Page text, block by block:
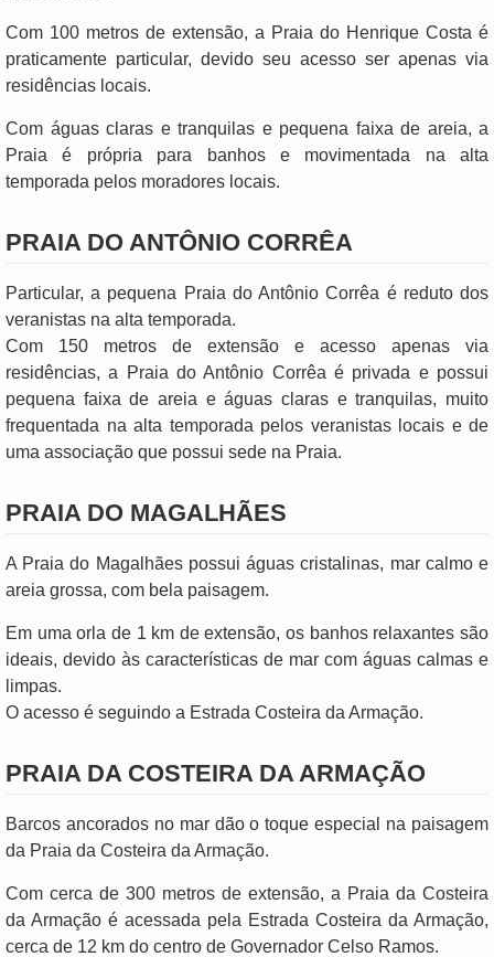
Com 100 metros de extensão, a Praia do Henrique Costa é
praticamente particular, devido seu acesso ser apenas via
residências locais.
Com águas claras e tranquilas e pequena faixa de areia, a
Praia é própria para banhos e movimentada na alta
temporada pelos moradores locais.
PRAIA DO ANTÔNIO CORRÊA
Particular, a pequena Praia do Antônio Corrêa é reduto dos
veranistas na alta temporada.
Com 150 metros de extensão e acesso apenas via
residências, a Praia do Antônio Corrêa é privada e possui
pequena faixa de areia e águas claras e tranquilas, muito
frequentada na alta temporada pelos veranistas locais e de
uma associação que possui sede na Praia.
PRAIA DO MAGALHÃES
A Praia do Magalhães possui águas cristalinas, mar calmo e
areia grossa, com bela paisagem.
Em uma orla de 1 km de extensão, os banhos relaxantes são
ideais, devido às características de mar com águas calmas e
limpas.
O acesso é seguindo a Estrada Costeira da Armação.
PRAIA DA COSTEIRA DA ARMAÇÃO
Barcos ancorados no mar dão o toque especial na paisagem
da Praia da Costeira da Armação.
Com cerca de 300 metros de extensão, a Praia da Costeira
da Armação é acessada pela Estrada Costeira da Armação,
cerca de 12 km do centro de Governador Celso Ramos.